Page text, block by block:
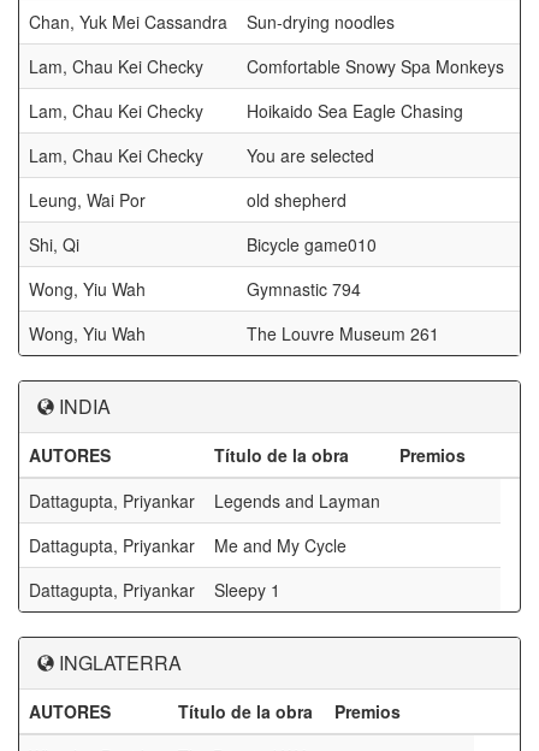
Chan, Yuk Mei Cassandra
Sun-drying noodles
Lam, Chau Kei Checky
Comfortable Snowy Spa Monkeys
Lam, Chau Kei Checky
Hoikaido Sea Eagle Chasing
Lam, Chau Kei Checky
You are selected
Leung, Wai Por
old shepherd
Shi, Qi
Bicycle game010
Wong, Yiu Wah
Gymnastic 794
Wong, Yiu Wah
The Louvre Museum 261
INDIA
AUTORES Título de la obra
Premios
Dattagupta, Priyankar
Legends and Layman
Dattagupta, Priyankar
Me and My Cycle
Dattagupta, Priyankar
Sleepy 1
INGLATERRA
AUTORES Título de la obra
Premios